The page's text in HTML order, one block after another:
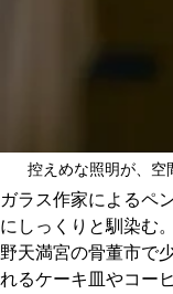
控えめな照明が、空
ガラス作家によるペ
にしっくりと馴染む
野天満宮の骨董市で
れるケーキ皿やコー